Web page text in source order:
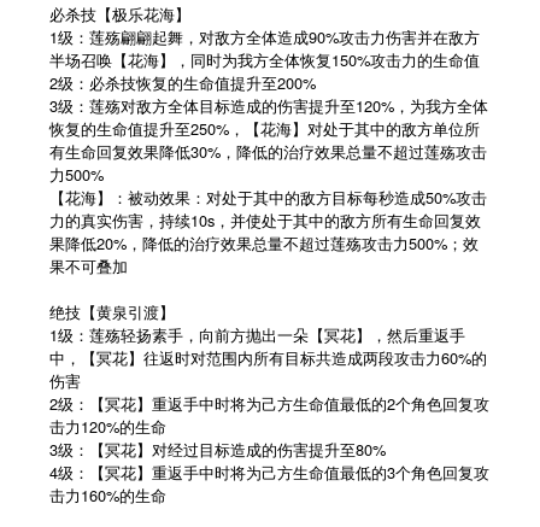
必杀技【极乐花海】
1级：莲殇翩翩起舞，对敌方全体造成90%攻击力伤害并在敌方
半场召唤【花海】，同时为我方全体恢复150%攻击力的生命值
2级：必杀技恢复的生命值提升至200%
3级：莲殇对敌方全体目标造成的伤害提升至120%，为我方全体
恢复的生命值提升至250%，【花海】对处于其中的敌方单位所
有生命回复效果降低30%，降低的治疗效果总量不超过莲殇攻击
力500%
【花海】：被动效果：对处于其中的敌方目标每秒造成50%攻击
力的真实伤害，持续10s，并使处于其中的敌方所有生命回复效
果降低20%，降低的治疗效果总量不超过莲殇攻击力500%；效
果不可叠加
绝技【黄泉引渡】
1级：莲殇轻扬素手，向前方抛出一朵【冥花】，然后重返手
中，【冥花】往返时对范围内所有目标共造成两段攻击力60%的
伤害
2级：【冥花】重返手中时将为己方生命值最低的2个角色回复攻
击力120%的生命
3级：【冥花】对经过目标造成的伤害提升至80%
4级：【冥花】重返手中时将为己方生命值最低的3个角色回复攻
击力160%的生命